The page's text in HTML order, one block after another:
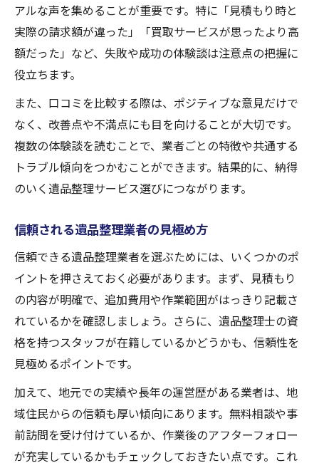
遺品整理後に気を付けたい手続きや連絡事
項
業者比較と地域事情を踏まえた遺品整理対
策
アルな声を集めることが重要です。特に「見積もり時と
実際の請求額が違った」「買取サービスが思ったより高
額だった」など、失敗や成功の体験談は注意点の把握に
役立ちます。
また、口コミを比較する際は、ポジティブな意見だけで
なく、改善点や不満点にも目を向けることが大切です。
複数の体験談を読むことで、業者ごとの特徴や共通する
トラブル傾向をつかむことができます。結果的に、納得
のいく遺品整理サービス選びにつながります。
信頼される遺品整理業者の見極め方
信頼できる遺品整理業者を選ぶためには、いくつかのポ
イントを押さえておく必要があります。まず、見積もり
の内容が明確で、追加費用や作業範囲がはっきり記載さ
れているかを確認しましょう。さらに、遺品整理士の資
格を持つスタッフが在籍しているかどうかも、信頼性を
見極めるポイントです。
加えて、地元での実績や長年の運営歴がある業者は、地
域住民からの信頼も厚い傾向にあります。無料相談や事
前訪問を受け付けているか、作業後のアフターフォロー
が充実しているかもチェックしておきたい点です。これ